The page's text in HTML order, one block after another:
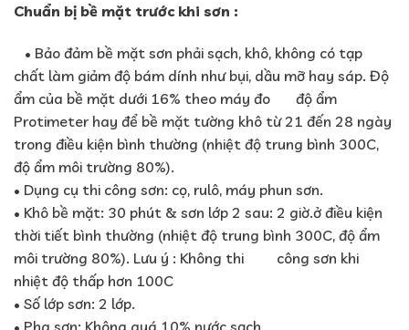
Chuẩn bị bề mặt trước khi sơn :
• Bảo đảm bề mặt sơn phải sạch, khô, không có tạp
chất làm giảm độ bám dính như bụi, dầu mỡ hay sáp. Độ
ẩm của bề mặt dưới 16% theo máy đo độ ẩm
Protimeter hay để bề mặt tường khô từ 21 đến 28 ngày
trong điều kiện bình thường (nhiệt độ trung bình 300C,
độ ẩm môi trường 80%).
• Dụng cụ thi công sơn: cọ, rulô, máy phun sơn.
• Khô bề mặt: 30 phút & sơn lớp 2 sau: 2 giờ.ở điều kiện
thời tiết bình thường (nhiệt độ trung bình 300C, độ ẩm
môi trường 80%). Lưu ý : Không thi công sơn khi
nhiệt độ thấp hơn 100C
• Số lớp sơn: 2 lớp.